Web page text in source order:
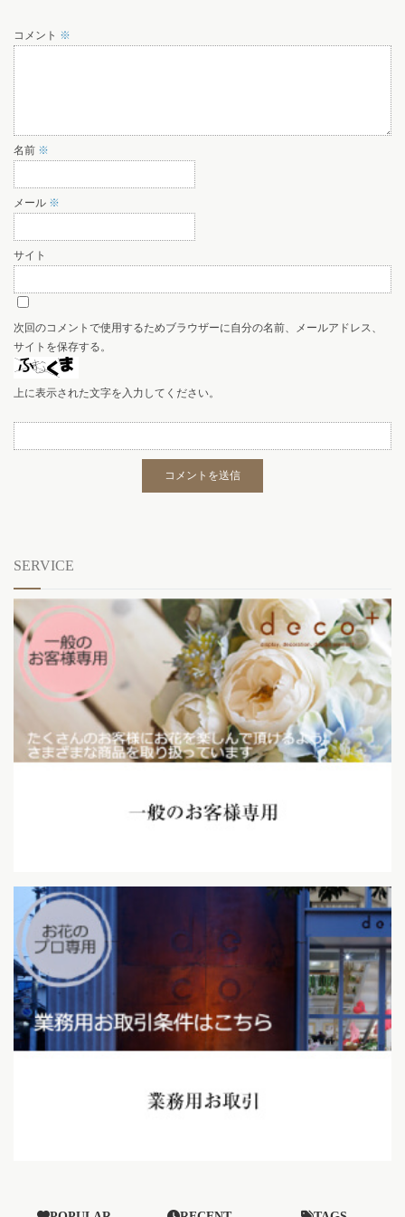
コメント ※
名前 ※
メール ※
サイト
次回のコメントで使用するためブラウザーに自分の名前、メールアドレス、
サイトを保存する。
上に表示された文字を入力してください。
SERVICE